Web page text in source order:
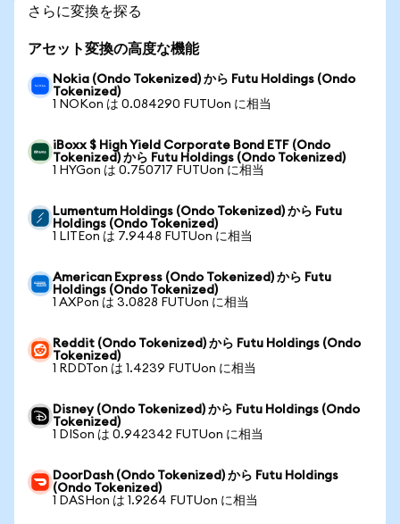
さらに変換を探る
アセット変換の高度な機能
Nokia (Ondo Tokenized) から Futu Holdings (Ondo
Tokenized)
1 NOKon は 0.084290 FUTUon に相当
iBoxx $ High Yield Corporate Bond ETF (Ondo
Tokenized) から Futu Holdings (Ondo Tokenized)
1 HYGon は 0.750717 FUTUon に相当
Lumentum Holdings (Ondo Tokenized) から Futu
Holdings (Ondo Tokenized)
1 LITEon は 7.9448 FUTUon に相当
American Express (Ondo Tokenized) から Futu
Holdings (Ondo Tokenized)
1 AXPon は 3.0828 FUTUon に相当
Reddit (Ondo Tokenized) から Futu Holdings (Ondo
Tokenized)
1 RDDTon は 1.4239 FUTUon に相当
Disney (Ondo Tokenized) から Futu Holdings (Ondo
Tokenized)
1 DISon は 0.942342 FUTUon に相当
DoorDash (Ondo Tokenized) から Futu Holdings
(Ondo Tokenized)
1 DASHon は 1.9264 FUTUon に相当